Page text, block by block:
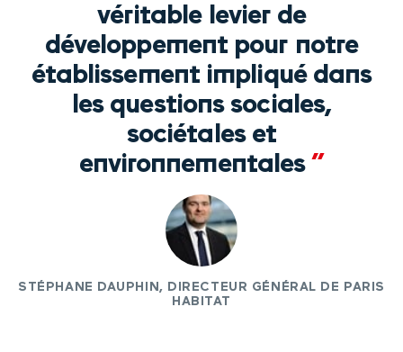
véritable levier de
développement pour notre
établissement impliqué dans
les questions sociales,
sociétales et
environnementales”
STÉPHANE DAUPHIN, DIRECTEUR GÉNÉRAL DE PARIS
HABITAT